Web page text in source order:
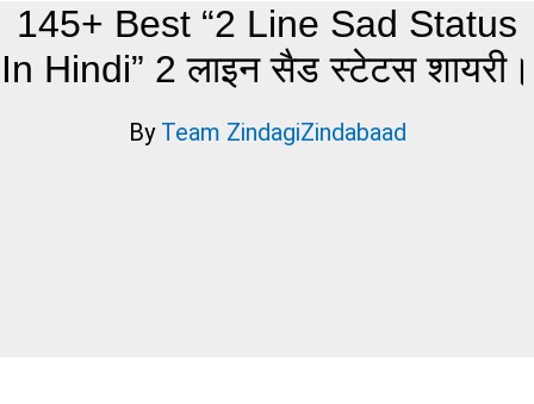
145+ Best “2 Line Sad Status
In Hindi” 2 लाइन सैड स्टेटस शायरी।
By Team ZindagiZindabaad